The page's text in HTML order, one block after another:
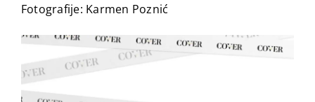
Fotografije: Karmen Poznić